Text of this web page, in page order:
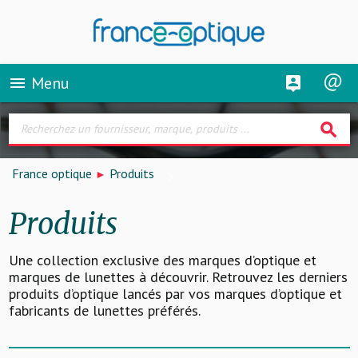
menu Menu
search
France optique Produits
Produits
Une collection exclusive des marques d’optique et
marques de lunettes à découvrir. Retrouvez les derniers
produits d’optique lancés par vos marques d’optique et
fabricants de lunettes préférés.